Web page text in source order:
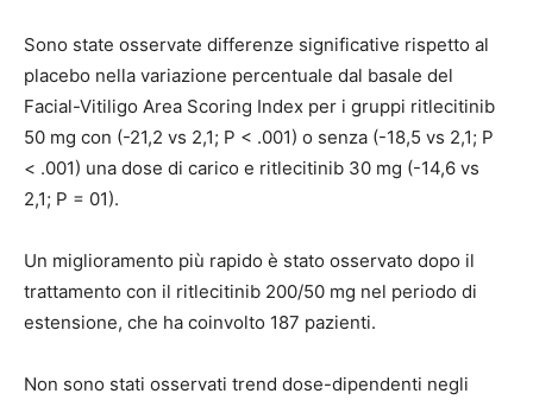
Sono state osservate differenze significative rispetto al
placebo nella variazione percentuale dal basale del
Facial-Vitiligo Area Scoring Index per i gruppi ritlecitinib
50 mg con (-21,2 vs 2,1; P < .001) o senza (-18,5 vs 2,1; P
< .001) una dose di carico e ritlecitinib 30 mg (-14,6 vs
2,1; P = 01).
Un miglioramento più rapido è stato osservato dopo il
trattamento con il ritlecitinib 200/50 mg nel periodo di
estensione, che ha coinvolto 187 pazienti.
Non sono stati osservati trend dose-dipendenti negli